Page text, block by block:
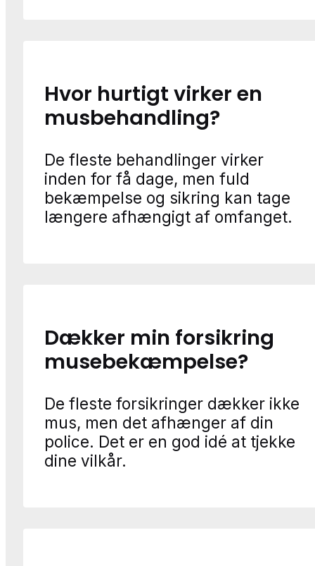
Hvor hurtigt virker en
musbehandling?
De fleste behandlinger virker
inden for få dage, men fuld
bekæmpelse og sikring kan tage
længere afhængigt af omfanget.
Dækker min forsikring
musebekæmpelse?
De fleste forsikringer dækker ikke
mus, men det afhænger af din
police. Det er en god idé at tjekke
dine vilkår.